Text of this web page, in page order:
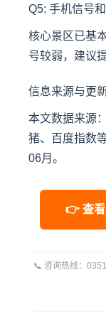
Q5: 手机信号
核心景区已基
号较弱，建议
信息来源与更
本文数据来源
猪、百度指数
06月。
👉 查看
📞 咨询热线：